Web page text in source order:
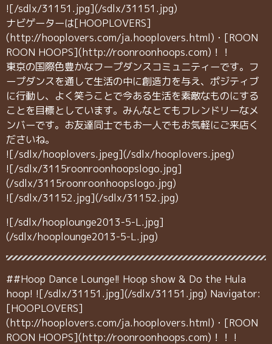
![/sdlx/31151.jpg](/sdlx/31151.jpg)
ナビゲーターは[HOOPLOVERS]
(http://hooplovers.com/ja.hooplovers.html)・[ROON
ROON HOOPS](http://roonroonhoops.com)！！
東京の国際色豊かなフープダンスコミュニティーです。フ
ープダンスを通して生活の中に創造力を与え、ポジティブ
に行動し、よく笑うことで今ある生活を素敵なものにする
ことを目標としています。みんなとてもフレンドリーなメ
ンバーです。お友達同士でもお一人でもお気軽にご来店く
ださいね。
![/sdlx/hooplovers.jpeg](/sdlx/hooplovers.jpeg)
![/sdlx/3115roonroonhoopslogo.jpg]
(/sdlx/3115roonroonhoopslogo.jpg)
![/sdlx/31152.jpg](/sdlx/31152.jpg)
![/sdlx/hooplounge2013-5-L.jpg]
(/sdlx/hooplounge2013-5-L.jpg)
##Hoop Dance Lounge!! Hoop show & Do the Hula
hoop! ![/sdlx/31151.jpg](/sdlx/31151.jpg) Navigator:
[HOOPLOVERS]
(http://hooplovers.com/ja.hooplovers.html)・[ROON
ROON HOOPS](http://roonroonhoops.com)！！ !